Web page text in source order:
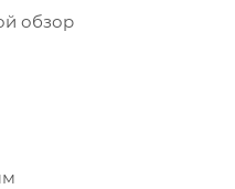
обзор